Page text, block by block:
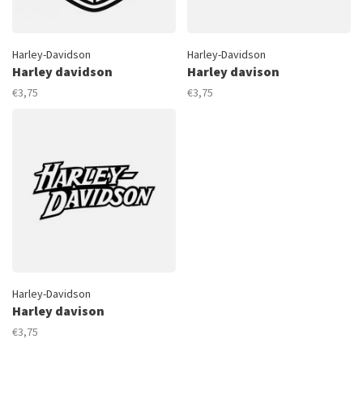
Harley-Davidson
Harley davidson
€3,75
Harley-Davidson
Harley davison
€3,75
Harley-Davidson
Harley davison
€3,75